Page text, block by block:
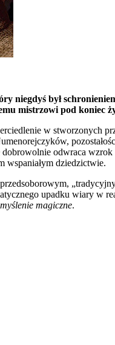
niegdyś był
mistrzowi pod koniec
w stworzonych
dobrowolnie odwraca
wspaniałym dziedzictwie.
upadku wiary w
myślenie magiczne.